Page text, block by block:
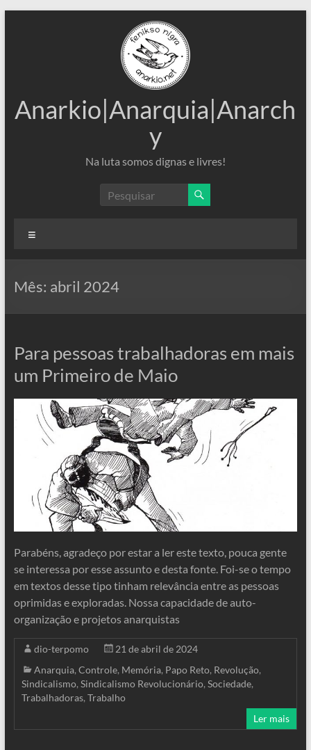
Anarkio|Anarquia|Anarch
y
Na luta somos dignas e livres!
Mês: abril 2024
Para pessoas trabalhadoras em mais
um Primeiro de Maio
Parabéns, agradeço por estar a ler este texto, pouca gente
se interessa por esse assunto e desta fonte. Foi-se o tempo
em textos desse tipo tinham relevância entre as pessoas
oprimidas e exploradas. Nossa capacidade de auto-
organização e projetos anarquistas
dio-terpomo
21 de abril de 2024
Anarquia, Controle, Memória, Papo Reto, Revolução,
Sindicalismo, Sindicalismo Revolucionário, Sociedade,
Trabalhadoras, Trabalho
Ler mais